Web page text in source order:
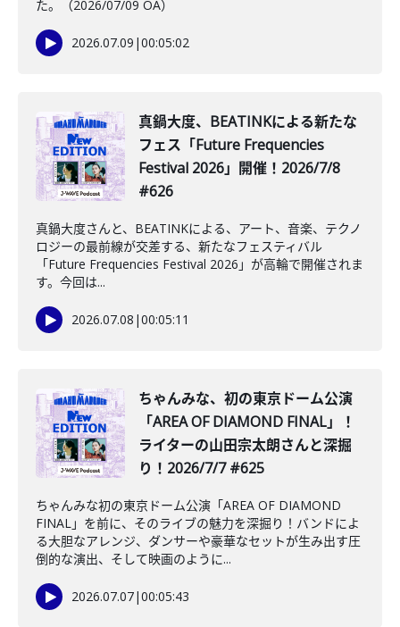
た。（2026/07/09 OA）
2026.07.09 |00:05:02
真鍋大度、BEATINKによる新たな
フェス「Future Frequencies
Festival 2026」開催！2026/7/8
#626
真鍋大度さんと、BEATINKによる、アート、音楽、テクノ
ロジーの最前線が交差する、新たなフェスティバル
「Future Frequencies Festival 2026」が高輪で開催されま
す。今回は...
2026.07.08 |00:05:11
️ちゃんみな、初の東京ドーム公演
「AREA OF DIAMOND FINAL」！
ライターの山田宗太朗さんと深掘
り！2026/7/7 #625
ちゃんみな初の東京ドーム公演「AREA OF DIAMOND
FINAL」を前に、そのライブの魅力を深掘り！バンドによ
る大胆なアレンジ、ダンサーや豪華なセットが生み出す圧
倒的な演出、そして映画のように...
2026.07.07|00:05:43